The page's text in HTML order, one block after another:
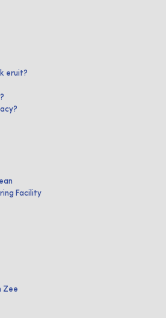
eruit?
Facility
Zee